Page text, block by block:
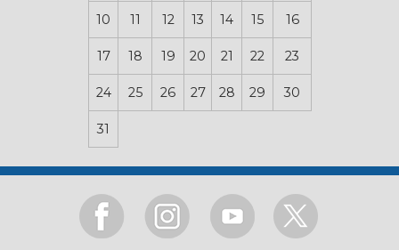
10 11 12 13 14 15 16
17 18 19 20 21 22 23
24 25 26 27 28 29 30
31